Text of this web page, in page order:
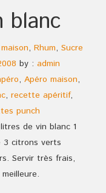
blanc
, Rhum, Sucre
by : admin
, Apéro maison,
, recette apéritif,
punch
de vin blanc 1
3 citrons verts
Servir très frais,